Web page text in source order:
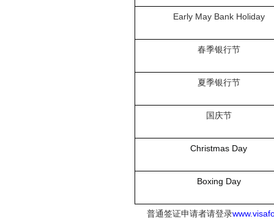
Early May Bank Holiday
春季银行节
夏季银行节
国庆节
Christmas Day
Boxing Day
普通签证申请者请登录